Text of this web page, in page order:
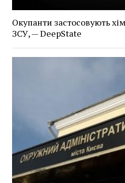
Окупанти застосовують
ЗСУ, — DeepState